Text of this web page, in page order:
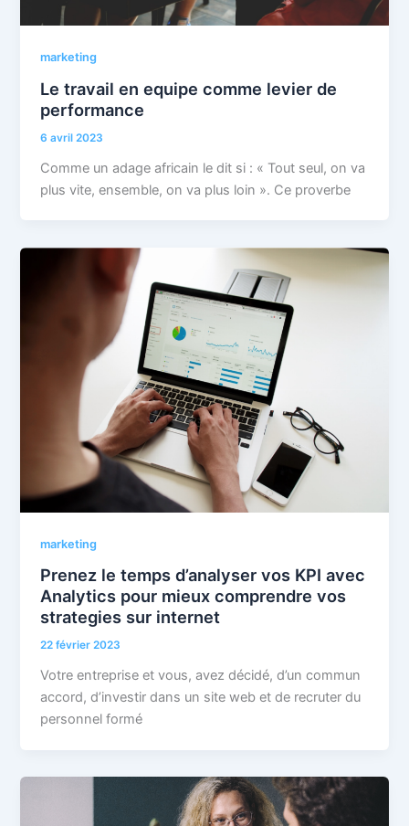
marketing
Le travail en equipe comme levier de
performance
6 avril 2023
Comme un adage africain le dit si : « Tout seul, on va
plus vite, ensemble, on va plus loin ». Ce proverbe
marketing
Prenez le temps d’analyser vos KPI avec
Analytics pour mieux comprendre vos
strategies sur internet
22 février 2023
Votre entreprise et vous, avez décidé, d’un commun
accord, d’investir dans un site web et de recruter du
personnel formé